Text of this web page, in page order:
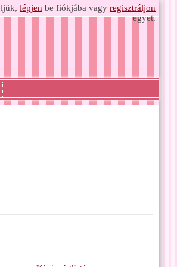
lépjen be fiókjába vagy regisztráljon
egyet.